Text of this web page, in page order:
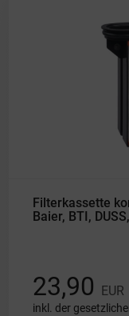
Filterkassette
Baier, BTI,
23,90 EUR
inkl. der